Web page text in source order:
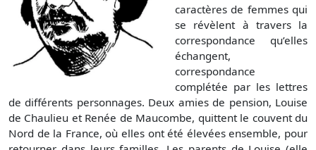
caractères de femmes qui
se révèlent à travers la
correspondance qu’elles
échangent,
correspondance
complétée par les lettres
de différents personnages. Deux amies de pension, Louise
de Chaulieu et Renée de Maucombe, quittent le couvent du
Nord de la France, où elles ont été élevées ensemble, pour